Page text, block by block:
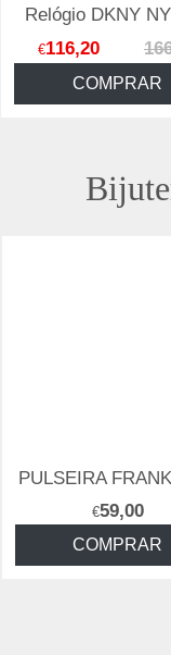
Relógio Diesel
€105,00
COMPRAR
€19,00
COMPRAR